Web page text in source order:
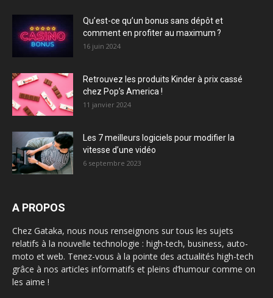
Qu’est-ce qu’un bonus sans dépôt et
comment en profiter au maximum ?
16 juin 2024
Retrouvez les produits Kinder à prix cassé
chez Pop’s America !
11 janvier 2024
Les 7 meilleurs logiciels pour modifier la
vitesse d’une vidéo
6 septembre 2023
A PROPOS
Chez Gataka, nous nous renseignons sur tous les sujets
relatifs à la nouvelle technologie : high-tech, business, auto-
moto et web. Tenez-vous à la pointe des actualités high-tech
grâce à nos articles informatifs et pleins d’humour comme on
les aime !